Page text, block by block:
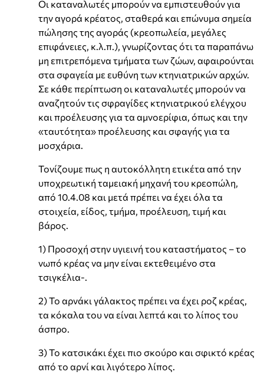
Οι καταναλωτές μπορούν να εμπιστευθούν για
την αγορά κρέατος, σταθερά και επώνυμα σημεία
πώλησης της αγοράς (κρεοπωλεία, μεγάλες
επιφάνειες, κ.λ.π.), γνωρίζοντας ότι τα παραπάνω
μη επιτρεπόμενα τμήματα των ζώων, αφαιρούνται
στα σφαγεία με ευθύνη των κτηνιατρικών αρχών.
Σε κάθε περίπτωση οι καταναλωτές μπορούν να
αναζητούν τις σφραγίδες κτηνιατρικού ελέγχου
και προέλευσης για τα αμνοερίφια, όπως και την
«ταυτότητα» προέλευσης και σφαγής για τα
μοσχάρια.
Τονίζουμε πως η αυτοκόλλητη ετικέτα από την
υποχρεωτική ταμειακή μηχανή του κρεοπώλη,
από 10.4.08 και μετά πρέπει να έχει όλα τα
στοιχεία, είδος, τμήμα, προέλευση, τιμή και
βάρος.
1) Προσοχή στην υγιεινή του καταστήματος – το
νωπό κρέας να μην είναι εκτεθειμένο στα
τσιγκέλια-.
2) Το αρνάκι γάλακτος πρέπει να έχει ροζ κρέας,
τα κόκαλα του να είναι λεπτά και το λίπος του
άσπρο.
3) Το κατσικάκι έχει πιο σκούρο και σφικτό κρέας
από το αρνί και λιγότερο λίπος.